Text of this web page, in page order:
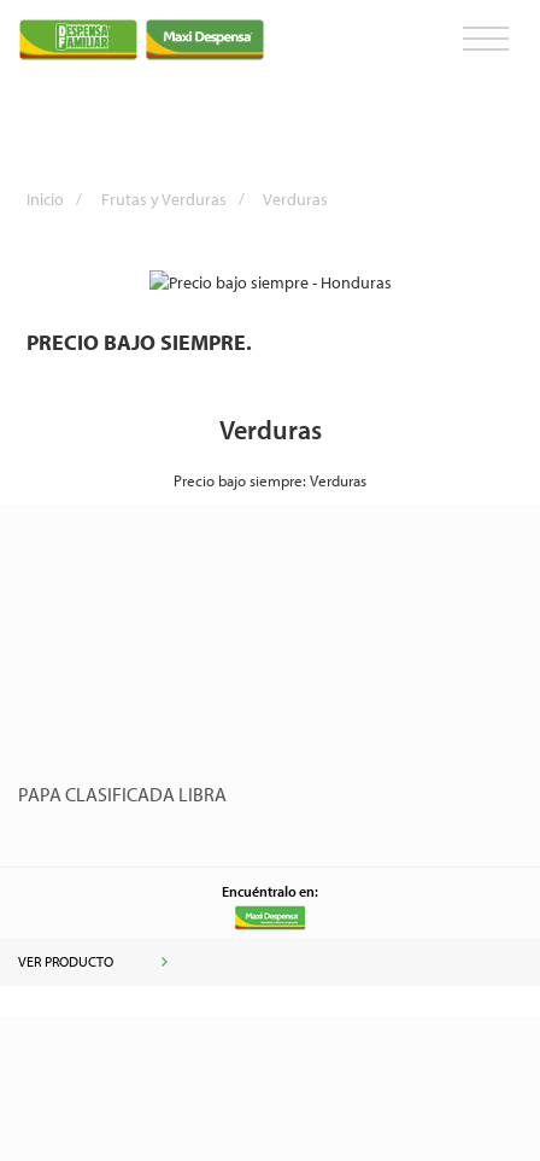
Inicio / Frutas y Verduras / Verduras
PRECIO BAJO SIEMPRE.
Verduras
Precio bajo siempre: Verduras
PAPA CLASIFICADA LIBRA
Encuéntralo en:
VER PRODUCTO